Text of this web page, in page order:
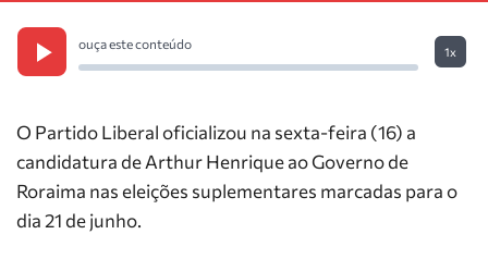
ouça este conteúdo
1x
O Partido Liberal oficializou na sexta-feira (16) a
candidatura de Arthur Henrique ao Governo de
Roraima nas eleições suplementares marcadas para o
dia 21 de junho.